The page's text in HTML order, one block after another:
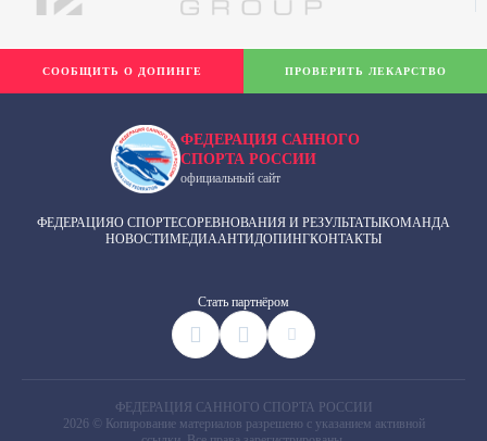
ФЕДЕРАЦИЯ САННОГО
СПОРТА РОССИИ
официальный сайт
ФЕДЕРАЦИЯО СПОРТЕСОРЕВНОВАНИЯ И РЕЗУЛЬТАТЫКОМАНДА
НОВОСТИМЕДИААНТИДОПИНГКОНТАКТЫ
Cтать партнёром
СООБЩИТЬ О ДОПИНГЕ ПРОВЕРИТЬ ЛЕКАРСТВО
ФЕДЕРАЦИЯ САННОГО СПОРТА РОССИИ
2026 © Копирование материалов разрешено с указанием активной